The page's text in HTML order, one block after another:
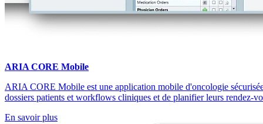
ARIA CORE Mobile
ARIA CORE Mobile est une application mobile d'oncologie
dossiers patients et workflows cliniques et de planifier leurs rendez-
En savoir plus